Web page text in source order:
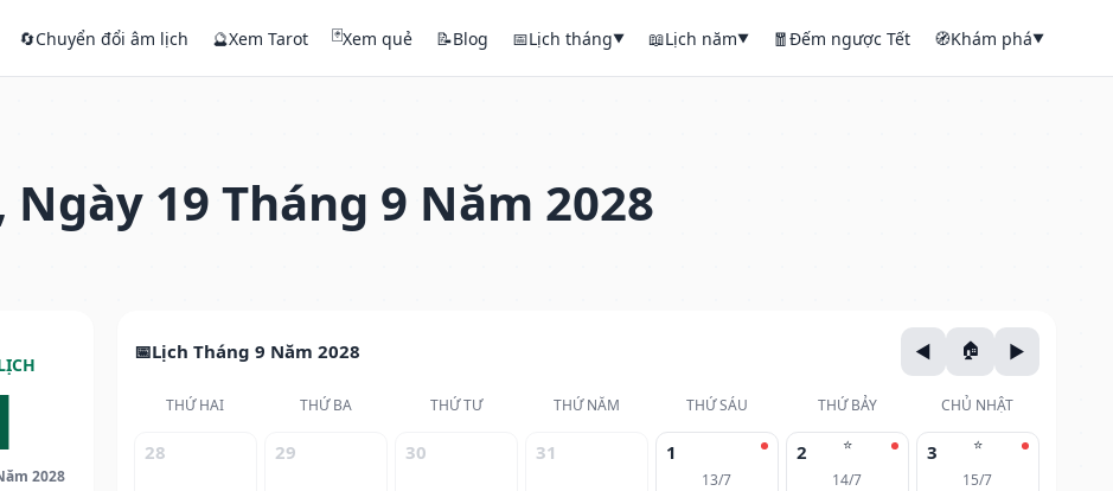
🔄Chuyển đổi âm lịch 🔮Xem Tarot 🃏Xem quẻ 📝Blog 📅Lịch tháng▼ 📖Lịch năm▼ 🧧Đếm ngược Tết 🧭Khám phá▼
19 Tháng 9 Năm 2028
2028
Lịch Tháng 9 Năm 2028
THỨ HAI THỨ BA THỨ TƯ THỨ NĂM THỨ SÁU THỨ BẢY CHỦ NHẬT
28 29 30 31 1
13/7
⭐
2
14/7
⭐
3
15/7